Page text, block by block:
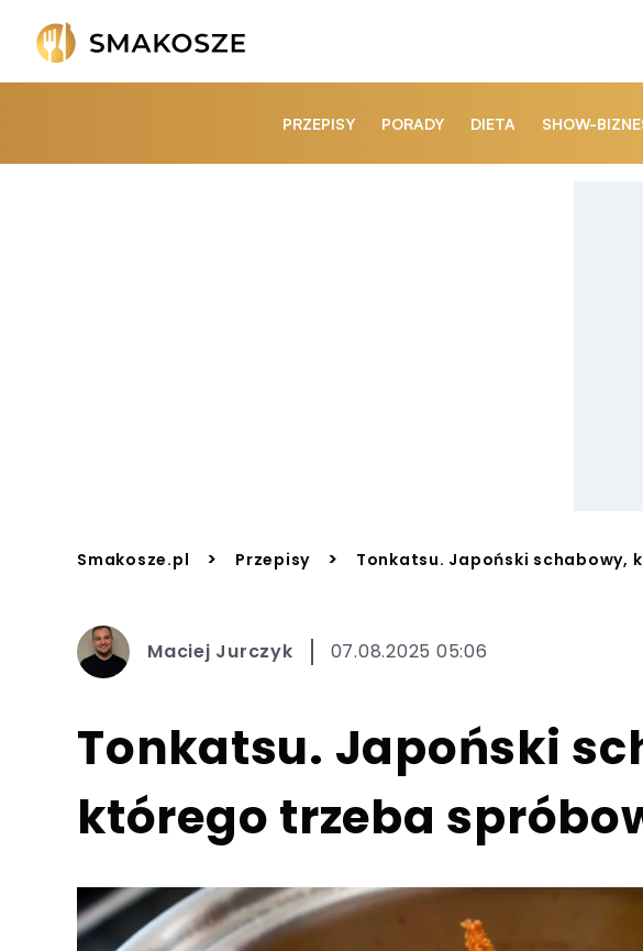
PRZEPISY PORADY DIETA SHOW-
Smakosze.pl > Przepisy > Tonkatsu. Japoński schabowy,
Maciej Jurczyk 07.08.2025 05:06
Tonkatsu. Japoński
którego trzeba